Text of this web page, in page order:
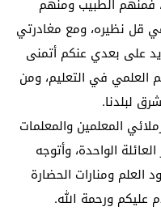
فمنهم الطبيب ومنهم
قل نظيره، ومع مغادرتي
على بعدي عنكم أتمنى
العلمي في التعليم، ومن
لبلدنا.
المعلمين والمعلمات
الواحدة، وأتوجه
ومنارات الحضارة
عليكم ورحمة الله.